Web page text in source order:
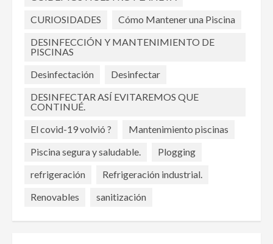
CURIOSIDADES
Cómo Mantener una Piscina
DESINFECCIÓN Y MANTENIMIENTO DE
PISCINAS
Desinfectación
Desinfectar
DESINFECTAR ASÍ EVITAREMOS QUE
CONTINUÉ.
El covid-19 volvió ?
Mantenimiento piscinas
Piscina segura y saludable.
Plogging
refrigeración
Refrigeración industrial.
Renovables
sanitización